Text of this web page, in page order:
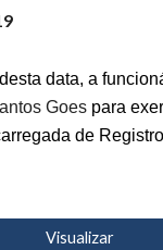
data, a
Goes para
de
Visualizar